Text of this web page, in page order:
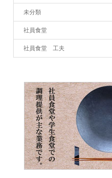
未分類
社員食堂
社員食堂 工夫